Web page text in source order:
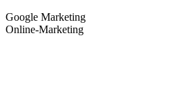
Google Marketing
Online-Marketing